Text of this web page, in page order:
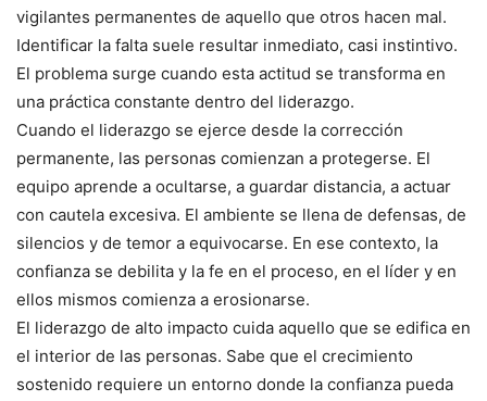
vigilantes permanentes de aquello que otros hacen mal.
Identificar la falta suele resultar inmediato, casi instintivo.
El problema surge cuando esta actitud se transforma en
una práctica constante dentro del liderazgo.
Cuando el liderazgo se ejerce desde la corrección
permanente, las personas comienzan a protegerse. El
equipo aprende a ocultarse, a guardar distancia, a actuar
con cautela excesiva. El ambiente se llena de defensas, de
silencios y de temor a equivocarse. En ese contexto, la
confianza se debilita y la fe en el proceso, en el líder y en
ellos mismos comienza a erosionarse.
El liderazgo de alto impacto cuida aquello que se edifica en
el interior de las personas. Sabe que el crecimiento
sostenido requiere un entorno donde la confianza pueda